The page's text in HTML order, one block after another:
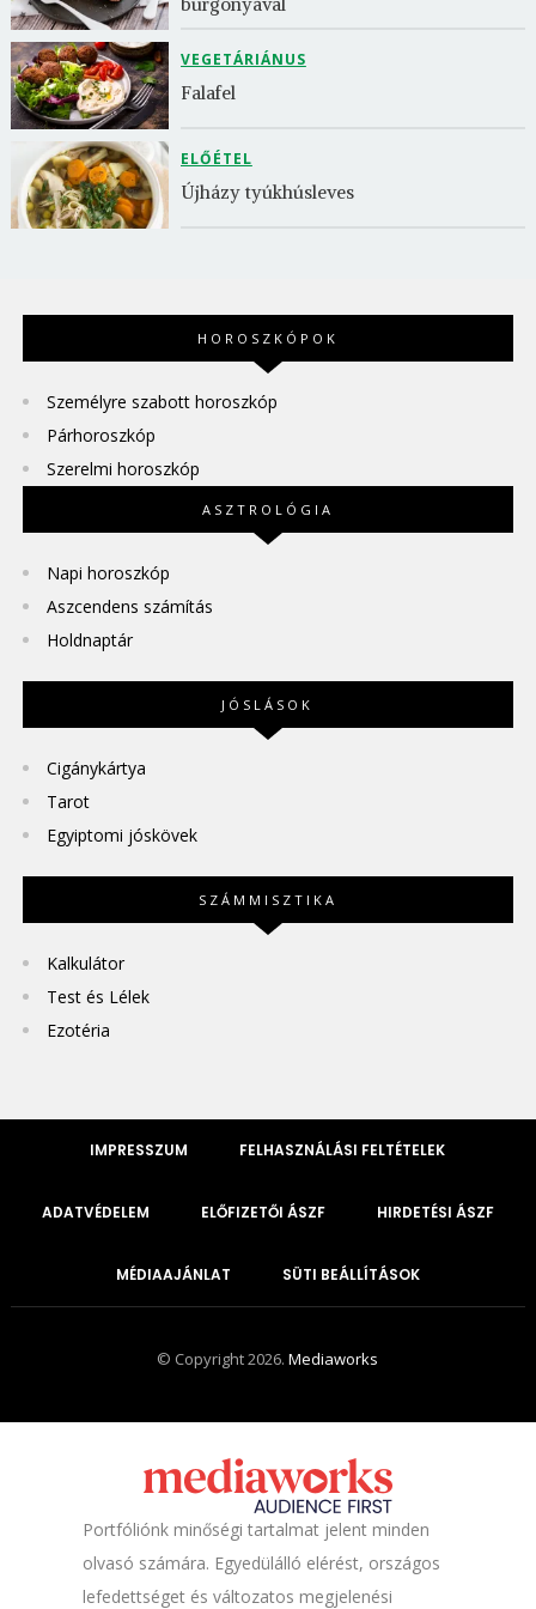
VEGETÁRIÁNUS
Falafel
ELŐÉTEL
Újházy tyúkhúsleves
HOROSZKÓPOK
Személyre szabott horoszkóp
Párhoroszkóp
Szerelmi horoszkóp
ASZTROLÓGIA
Napi horoszkóp
Aszcendens számítás
Holdnaptár
JÓSLÁSOK
Cigánykártya
Tarot
Egyiptomi jóskövek
SZÁMMISZTIKA
Kalkulátor
Test és Lélek
Ezotéria
IMPRESSZUM FELHASZNÁLÁSI FELTÉTELEK
ADATVÉDELEM ELŐFIZETŐI ÁSZF HIRDETÉSI ÁSZF
MÉDIAAJÁNLAT SÜTI BEÁLLÍTÁSOK
© Copyright 2026.Mediaworks
Portfóliónk minőségi tartalmat jelent minden
olvasó számára. Egyedülálló elérést, országos
lefedettséget és változatos megjelenési